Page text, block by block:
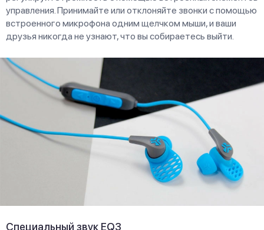
управления. Принимайте или отклоняйте звонки с помощью
встроенного микрофона одним щелчком мыши, и ваши
друзья никогда не узнают, что вы собираетесь выйти.
Специальный звук EQ3